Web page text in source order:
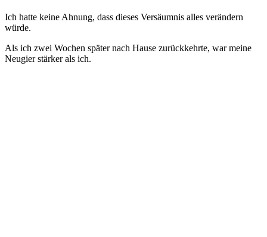
Ich hatte keine Ahnung, dass dieses Versäumnis alles verändern
würde.
Als ich zwei Wochen später nach Hause zurückkehrte, war meine
Neugier stärker als ich.